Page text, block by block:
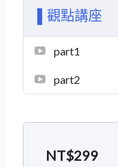
▌觀點講座
part1
part2
NT$299